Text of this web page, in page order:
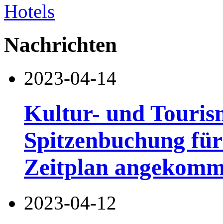
Nachrichten
2023-04-14
Kultur- und
Spitzenbuchung
Zeitplan
2023-04-12